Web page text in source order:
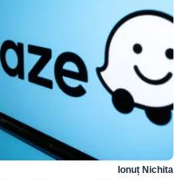
Ionuț Nichita